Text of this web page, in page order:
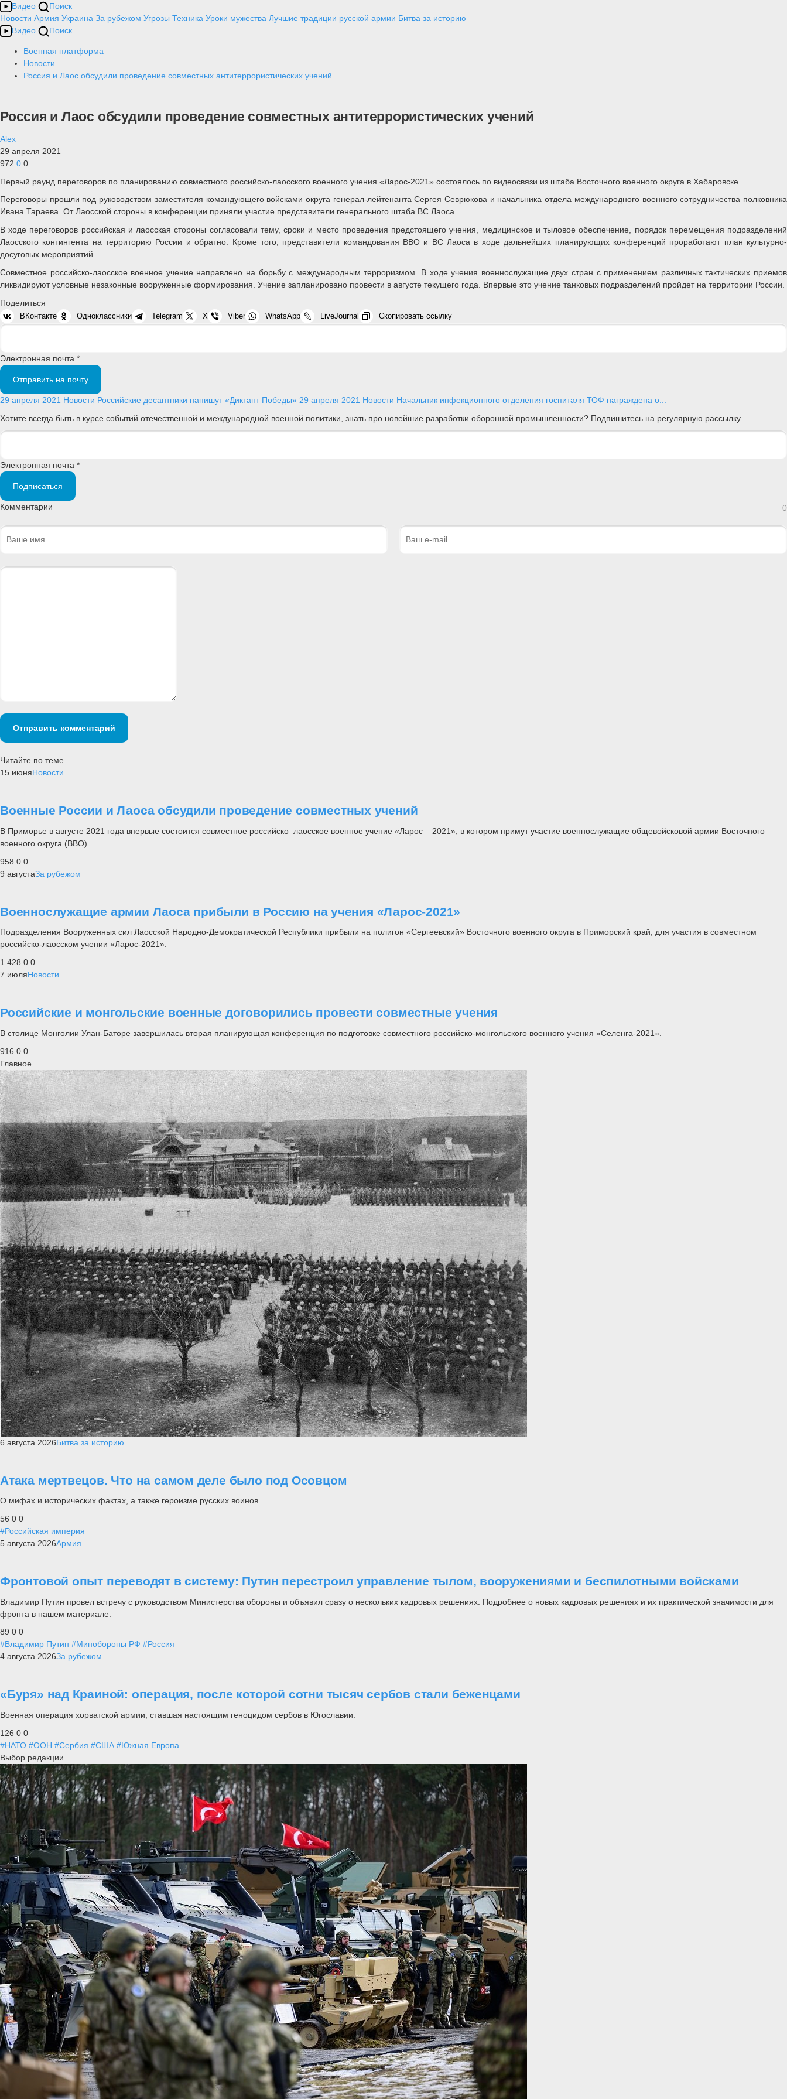
Видео
Поиск
Новости Армия Украина За рубежом Угрозы Техника Уроки мужества Лучшие традиции русской армии Битва за историю
Видео
Поиск
Военная платформа
Новости
Россия и Лаос обсудили проведение совместных антитеррористических учений
Россия и Лаос обсудили проведение совместных антитеррористических учений
Alex
29 апреля 2021
972 0 0
Первый раунд переговоров по планированию совместного российско-лаосского военного учения «Ларос-2021» состоялось по видеосвязи из штаба Восточного военного округа в Хабаровске.
Переговоры прошли под руководством заместителя командующего войсками округа генерал-лейтенанта Сергея Севрюкова и начальника отдела международного военного сотрудничества полковника
Ивана Тараева. От Лаосской стороны в конференции приняли участие представители генерального штаба ВС Лаоса.
В ходе переговоров российская и лаосская стороны согласовали тему, сроки и место проведения предстоящего учения, медицинское и тыловое обеспечение, порядок перемещения подразделений
Лаосского контингента на территорию России и обратно. Кроме того, представители командования ВВО и ВС Лаоса в ходе дальнейших планирующих конференций проработают план культурно-
досуговых мероприятий.
Совместное российско-лаосское военное учение направлено на борьбу с международным терроризмом. В ходе учения военнослужащие двух стран с применением различных тактических приемов
ликвидируют условные незаконные вооруженные формирования. Учение запланировано провести в августе текущего года. Впервые это учение танковых подразделений пройдет на территории России.
Поделиться
ВКонтакте Одноклассники Telegram X Viber WhatsApp LiveJournal Скопировать ссылку
Электронная почта *
Отправить на почту
29 апреля 2021 Новости Российские десантники напишут «Диктант Победы» 29 апреля 2021 Новости Начальник инфекционного отделения госпиталя ТОФ награждена о...
Хотите всегда быть в курсе событий отечественной и международной военной политики, знать про новейшие разработки оборонной промышленности? Подпишитесь на регулярную рассылку
Электронная почта *
Подписаться
Комментарии 0
Отправить комментарий
Читайте по теме
15 июняНовости
Военные России и Лаоса обсудили проведение совместных учений
В Приморье в августе 2021 года впервые состоится совместное российско–лаосское военное учение «Ларос – 2021», в котором примут участие военнослужащие общевойсковой армии Восточного
военного округа (ВВО).
958 0 0
9 августаЗа рубежом
Военнослужащие армии Лаоса прибыли в Россию на учения «Ларос-2021»
Подразделения Вооруженных сил Лаосской Народно-Демократической Республики прибыли на полигон «Сергеевский» Восточного военного округа в Приморский край, для участия в совместном
российско-лаосском учении «Ларос-2021».
1 428 0 0
7 июляНовости
Российские и монгольские военные договорились провести совместные учения
В столице Монголии Улан-Баторе завершилась вторая планирующая конференция по подготовке совместного российско-монгольского военного учения «Селенга-2021».
916 0 0
Главное
6 августа 2026Битва за историю
Атака мертвецов. Что на самом деле было под Осовцом
О мифах и исторических фактах, а также героизме русских воинов....
56 0 0
#Российская империя
5 августа 2026Армия
Фронтовой опыт переводят в систему: Путин перестроил управление тылом, вооружениями и беспилотными войсками
Владимир Путин провел встречу с руководством Министерства обороны и объявил сразу о нескольких кадровых решениях. Подробнее о новых кадровых решениях и их практической значимости для
фронта в нашем материале.
89 0 0
#Владимир Путин #Минобороны РФ #Россия
4 августа 2026За рубежом
«Буря» над Краиной: операция, после которой сотни тысяч сербов стали беженцами
Военная операция хорватской армии, ставшая настоящим геноцидом сербов в Югославии.
126 0 0
#НАТО #ООН #Сербия #США #Южная Европа
Выбор редакции